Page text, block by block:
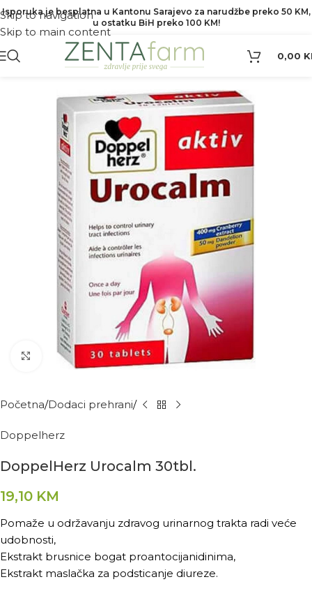
Skip to navigation
Skip to main content
Isporuka je besplatna u Kantonu Sarajevo za narudžbe preko 50 KM,
u ostatku BiH preko 100 KM!
0,00
Kliknite za povećanje
Početna Dodaci prehrani
Doppelherz
DoppelHerz Urocalm 30tbl.
19,10 KM
Pomaže u održavanju zdravog urinarnog trakta radi veće
udobnosti,
Ekstrakt brusnice bogat proantocijanidinima,
Ekstrakt maslačka za podsticanje diureze.